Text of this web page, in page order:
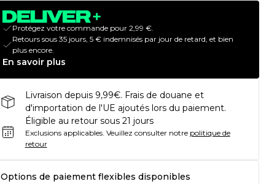
Protégez votre commande pour 2,99 €.
Retours sous 35 jours, 5 € indemnisés par jour de retard, et bien
plus encore.
En savoir plus
Livraison depuis 9,99€. Frais de douane et
d'importation de l'UE ajoutés lors du paiement.
Éligible au retour sous 21 jours
Exclusions applicables. Veuillez consulter notre politique de
retour
Options de paiement flexibles disponibles